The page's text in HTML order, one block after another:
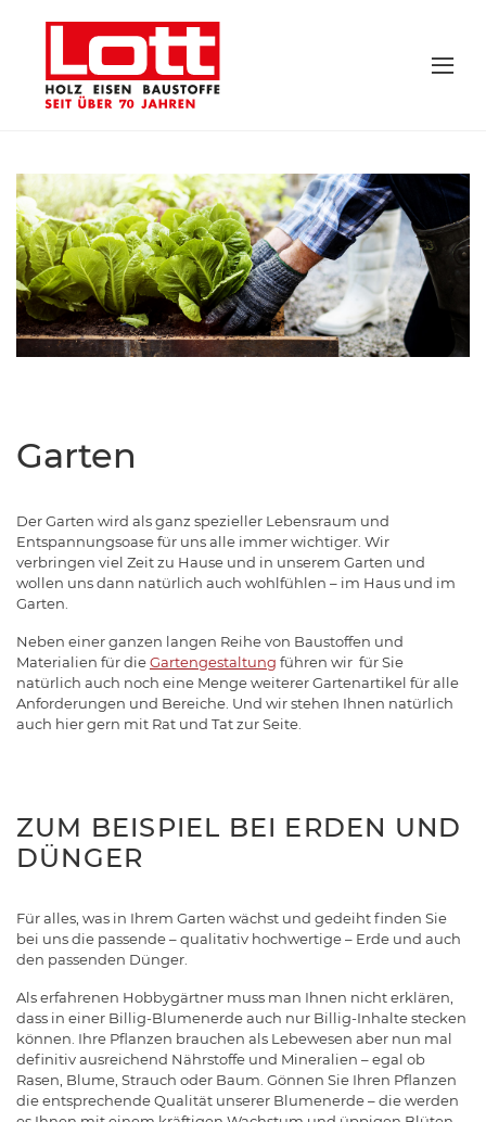
Garten
Der Garten wird als ganz spezieller Lebensraum und
Entspannungsoase für uns alle immer wichtiger. Wir
verbringen viel Zeit zu Hause und in unserem Garten und
wollen uns dann natürlich auch wohlfühlen – im Haus und im
Garten.
Neben einer ganzen langen Reihe von Baustoffen und
Materialien für dieGartengestaltung führen wir für Sie
natürlich auch noch eine Menge weiterer Gartenartikel für alle
Anforderungen und Bereiche. Und wir stehen Ihnen natürlich
auch hier gern mit Rat und Tat zur Seite.
ZUM BEISPIEL BEI ERDEN UND
DÜNGER
Für alles, was in Ihrem Garten wächst und gedeiht finden Sie
bei uns die passende – qualitativ hochwertige – Erde und auch
den passenden Dünger.
Als erfahrenen Hobbygärtner muss man Ihnen nicht erklären,
dass in einer Billig-Blumenerde auch nur Billig-Inhalte stecken
können. Ihre Pflanzen brauchen als Lebewesen aber nun mal
definitiv ausreichend Nährstoffe und Mineralien – egal ob
Rasen, Blume, Strauch oder Baum. Gönnen Sie Ihren Pflanzen
die entsprechende Qualität unserer Blumenerde – die werden